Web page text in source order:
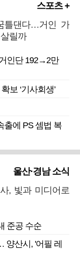
스포츠 +
틀댄다…거인 가
릴까
인단 192→2만
보 ‘기사회생’
에 PS 셈법 복
울산·경남 소식
, 빛과 미디어로
준공 수순
산시, '어필 레